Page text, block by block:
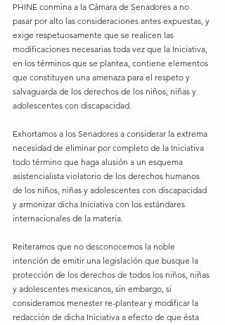
PHINE conmina a la Cámara de Senadores a no
pasar por alto las consideraciones antes expuestas, y
exige respetuosamente que se realicen las
modificaciones necesarias toda vez que la Iniciativa,
en los términos que se plantea, contiene elementos
que constituyen una amenaza para el respeto y
salvaguarda de los derechos de los niños, niñas y
adolescentes con discapacidad.
Exhortamos a los Senadores a considerar la extrema
necesidad de eliminar por completo de la Iniciativa
todo término que haga alusión a un esquema
asistencialista violatorio de los derechos humanos
de los niños, niñas y adolescentes con discapacidad
y armonizar dicha Iniciativa con los estándares
internacionales de la materia.
Reiteramos que no desconocemos la noble
intención de emitir una legislación que busque la
protección de los derechos de todos los niños, niñas
y adolescentes mexicanos, sin embargo, si
consideramos menester re-plantear y modificar la
redacción de dicha Iniciativa a efecto de que ésta